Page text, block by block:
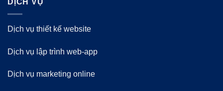
DỊCH VỤ
Dịch vụ thiết kế website
Dịch vụ lập trình web-app
Dịch vụ marketing online